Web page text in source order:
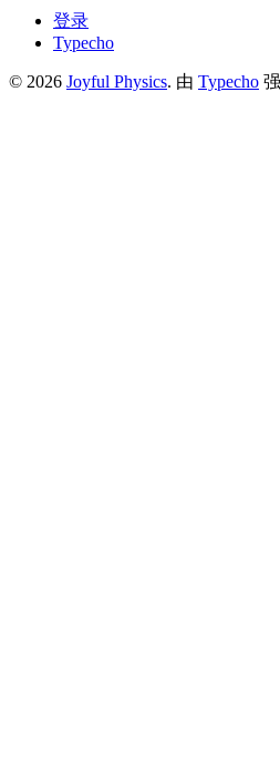
登录
Typecho
© 2026 Joyful Physics. 由 Typecho